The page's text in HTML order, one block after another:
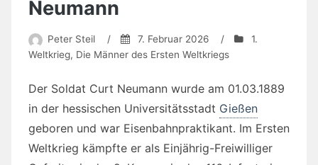
Neumann
Peter Steil / 7. Februar 2026 /
1.
Weltkrieg, Die Männer des Ersten Weltkriegs
Der Soldat Curt Neumann wurde am 01.03.1889
in der hessischen Universitätsstadt Gießen
geboren und war Eisenbahnpraktikant. Im Ersten
Weltkrieg kämpfte er als Einjährig-Freiwilliger